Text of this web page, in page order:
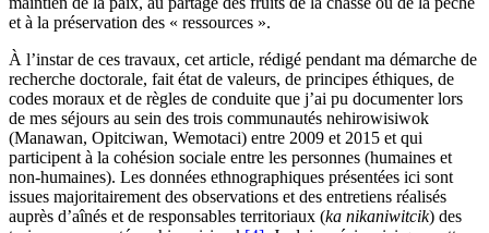
et à la préservation des « ressources ».
À l’instar de ces travaux, cet article, rédigé pendant ma démarche de
recherche doctorale, fait état de valeurs, de principes éthiques, de
codes moraux et de règles de conduite que j’ai pu documenter lors
de mes séjours au sein des trois communautés nehirowisiwok
(Manawan, Opitciwan, Wemotaci) entre 2009 et 2015 et qui
participent à la cohésion sociale entre les personnes (humaines et
non-humaines). Les données ethnographiques présentées ici sont
issues majoritairement des observations et des entretiens réalisés
auprès d’aînés et de responsables territoriaux (ka nikaniwitcik) des